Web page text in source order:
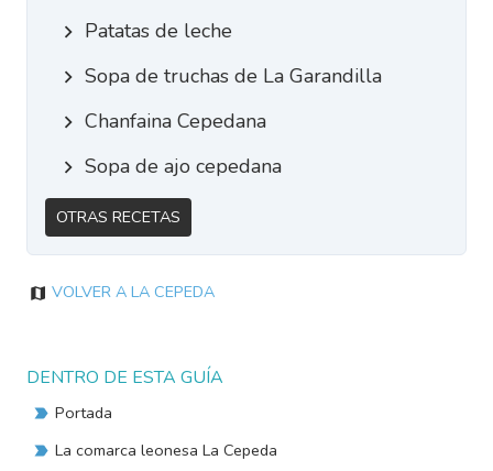
Patatas de leche
Sopa de truchas de La Garandilla
Chanfaina Cepedana
Sopa de ajo cepedana
Otras Recetas
Volver a La Cepeda
DENTRO DE ESTA GUÍA
Portada
La comarca leonesa La Cepeda